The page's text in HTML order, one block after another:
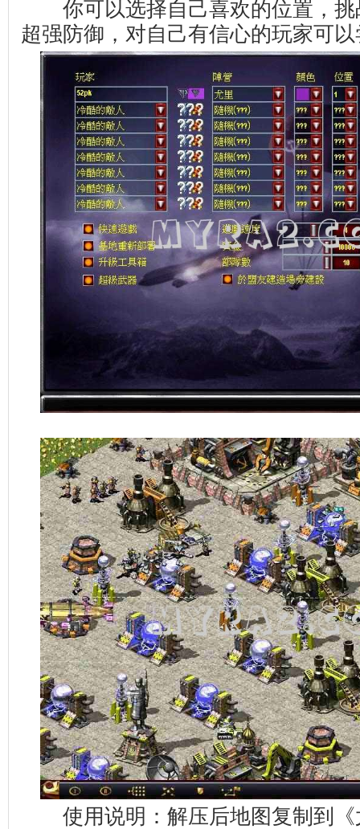
你可以选择自己喜欢的位置，挑
超强防御，对自己有信心的玩家可
使用说明：解压后地图复制到《